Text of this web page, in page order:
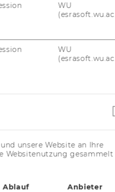
Newsletter
WU
WU
unsere Website an Ihre
Websitenutzung gesammelt
Ablauf
Anbieter